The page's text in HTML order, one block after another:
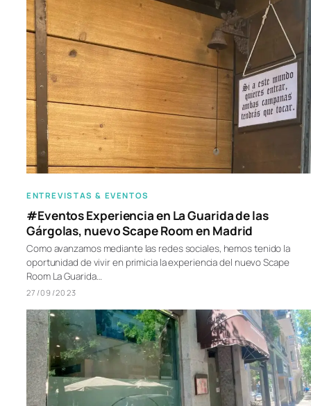
ENTREVISTAS & EVENTOS
#Eventos Experiencia en La Guarida de las
Gárgolas, nuevo Scape Room en Madrid
Como avanzamos mediante las redes sociales, hemos tenido la
oportunidad de vivir en primicia la experiencia del nuevo Scape
Room La Guarida…
27/09/2023